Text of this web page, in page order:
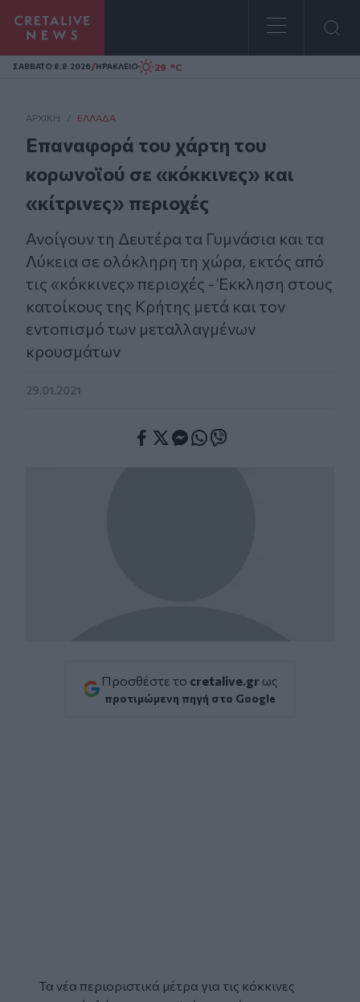
Homepage
ΣAΒΒΑΤΟ 8.8.2026/ΗΡΑΚΛΕΙΟ 29 °C
ΑΡΧΙΚΗ / ΕΛΛΆΔΑ
Επαναφορά του χάρτη του
κορωνοϊού σε «κόκκινες» και
«κίτρινες» περιοχές
Ανοίγουν τη Δευτέρα τα Γυμνάσια και τα
Λύκεια σε ολόκληρη τη χώρα, εκτός από
τις «κόκκινες» περιοχές - Έκκληση στους
κατοίκους της Κρήτης μετά και τον
εντοπισμό των μεταλλαγμένων
κρουσμάτων
29.01.2021
Προσθέστε το cretalive.gr ως
προτιμώμενη πηγή στο Google
Τα νέα περιοριστικά μέτρα για τις κόκκινες